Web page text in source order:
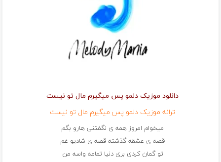
دانلود موزیک دلمو پس میگیرم مال تو نیست
ترانه موزیک دلمو پس میگیرم مال تو نیست
میخوام امروز همه ی نگفتنی هارو بگم
قصه ی عشقه گذشته قصه ی شادیو غم
تو گمان کردی بری دنیا تمامه واسه من